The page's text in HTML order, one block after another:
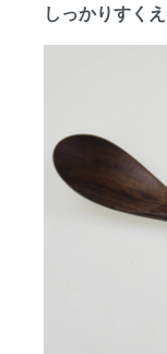
しっかりすく